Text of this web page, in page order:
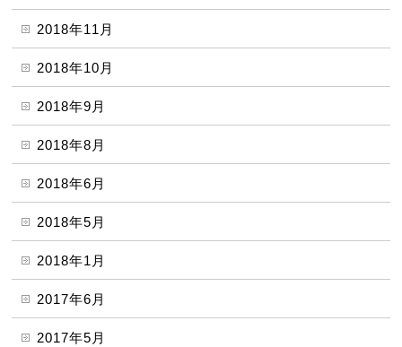
2018年11月
2018年10月
2018年9月
2018年8月
2018年6月
2018年5月
2018年1月
2017年6月
2017年5月